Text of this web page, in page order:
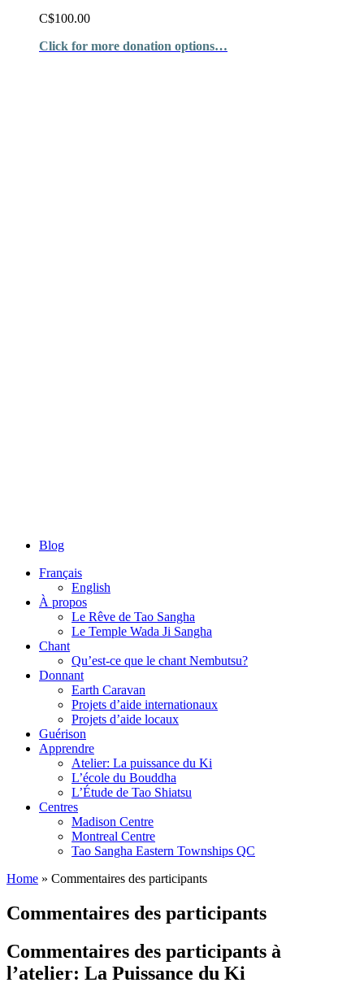
C$100.00
Click for more donation options…
Blog
Français
English
À propos
Le Rêve de Tao Sangha
Le Temple Wada Ji Sangha
Chant
Qu’est-ce que le chant Nembutsu?
Donnant
Earth Caravan
Projets d’aide internationaux
Projets d’aide locaux
Guérison
Apprendre
Atelier: La puissance du Ki
L’école du Bouddha
L’Étude de Tao Shiatsu
Centres
Madison Centre
Montreal Centre
Tao Sangha Eastern Townships QC
Home » Commentaires des participants
Commentaires des participants
Commentaires des participants à
l’atelier: La Puissance du Ki